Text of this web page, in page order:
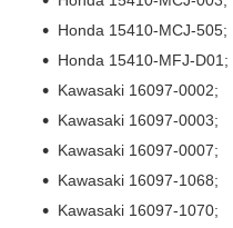
Honda 15410-MCJ-505;
Honda 15410-MFJ-D01;
Kawasaki 16097-0002;
Kawasaki 16097-0003;
Kawasaki 16097-0007;
Kawasaki 16097-1068;
Kawasaki 16097-1070;